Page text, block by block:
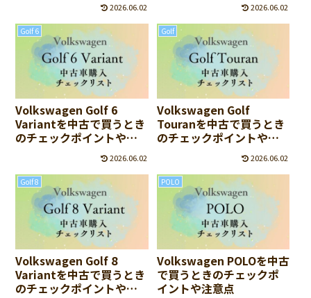
2026.06.02 2026.06.02
Golf 6
Volkswagen Golf 6
Variantを中古で買うとき
のチェックポイントや注
2026.06.02
Golf
Volkswagen Golf
Touranを中古で買うとき
のチェックポイントや注
2026.06.02
Golf 8
Volkswagen Golf 8
Variantを中古で買うとき
のチェックポイントや注
POLO
Volkswagen POLOを中古
で買うときのチェックポ
イントや注意点